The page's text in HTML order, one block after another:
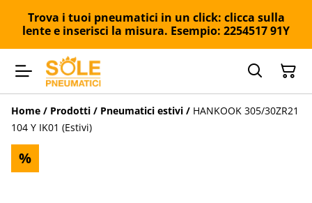
Trova i tuoi pneumatici in un click: clicca sulla
lente e inserisci la misura. Esempio: 2254517 91Y
Home / Prodotti / Pneumatici estivi / HANKOOK 305/30ZR21
104 Y IK01 (Estivi)
%